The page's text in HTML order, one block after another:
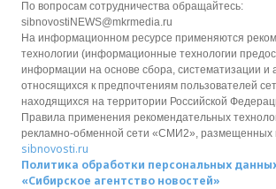
По вопросам сотрудничества обращайтесь:
sibnovostiNEWS@mkrmedia.ru
На информационном ресурсе применяются
технологии (информационные технологии
информации на основе сбора, систематизации и
относящихся к предпочтениям пользователей
находящихся на территории Российской
Правила применения рекомендательных
рекламно-обменной сети «СМИ2», размещенных
sibnovosti.ru
Политика обработки персональных
«Сибирское агентство новостей»